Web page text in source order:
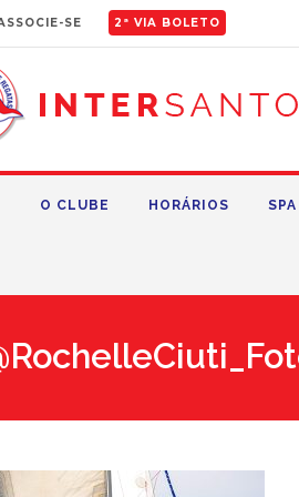
SE 2ª VIA BOLETO
O CLUBE HORÁRIOS SPA